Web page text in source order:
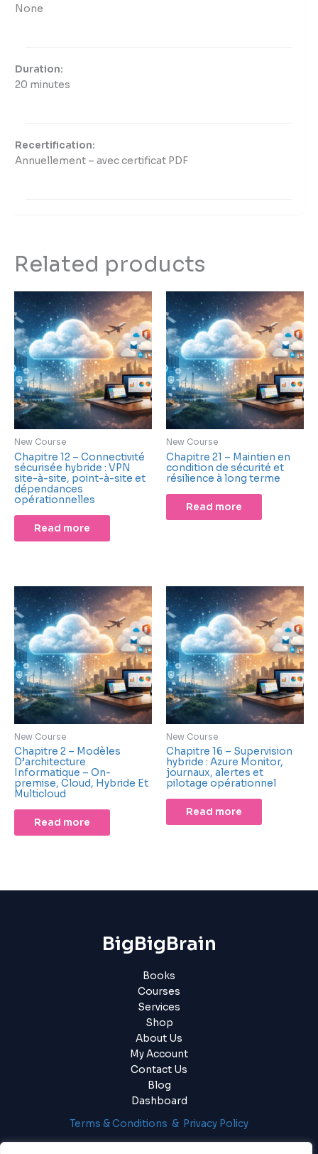
None
Duration:
20 minutes
Recertification:
Annuellement – avec certificat PDF
Related products
New Course
Chapitre 12 – Connectivité
sécurisée hybride : VPN
site-à-site, point-à-site et
dépendances
opérationnelles
Read more
New Course
Chapitre 21 – Maintien en
condition de sécurité et
résilience à long terme
Read more
New Course
Chapitre 2 – Modèles
D’architecture
Informatique – On-
premise, Cloud, Hybride Et
Multicloud
Read more
New Course
Chapitre 16 – Supervision
hybride : Azure Monitor,
journaux, alertes et
pilotage opérationnel
Read more
BigBigBrain
Books
Courses
Services
Shop
About Us
My Account
Contact Us
Blog
Dashboard
Terms & Conditions & Privacy Policy